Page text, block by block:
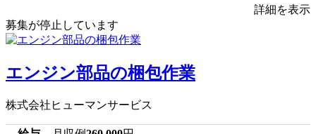
詳細を表示
募集が停止しています
エンジン部品の梱包作業
株式会社ヒューマンサービス